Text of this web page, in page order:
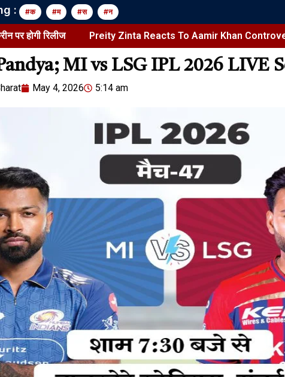
: #क #म #स #न
रिलीज Preity Zinta Reacts To Aamir Khan Controversy
MI vs LSG IPL 2026 LIVE
May 4, 2026 5:14 am
Jansarokar Bharat
Piyush Mishra in Ranchi |
Student Protest Support &
Aarambh Hai Prachand
August 9, 2026 / 1:08 pm
शेयर करें -